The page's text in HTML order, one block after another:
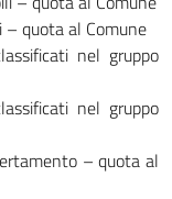
quota al Comune
nel gruppo
nel gruppo
– quota al